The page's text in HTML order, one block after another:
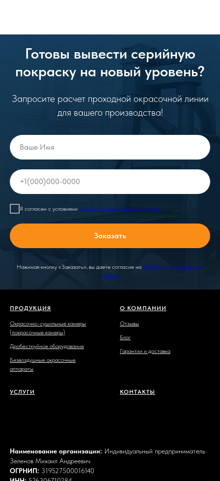
Готовы вывести серийную
покраску на новый уровень?
Запросите расчет проходной окрасочной линии
для вашего производства!
Ваше Имя
+1(000)000-0000
Я согласен с условиями обработки персональных данных
Заказать
Нажимая кнопку «Заказать», вы даете согласие на обработку персональных
данных
ПРОДУКЦИЯ
Окрасочно-сушильные камеры
(покрасочные камеры)
Дробеструйное оборудование
Безвоздушные окрасочные
аппараты
О КОМПАНИИ
Отзывы
Блог
Гарантии и доставка
УСЛУГИ КОНТАКТЫ
Наименование организации: Индивидуальный предприниматель
Зеленов Михаил Андреевич
ОГРНИП: 319527500016140